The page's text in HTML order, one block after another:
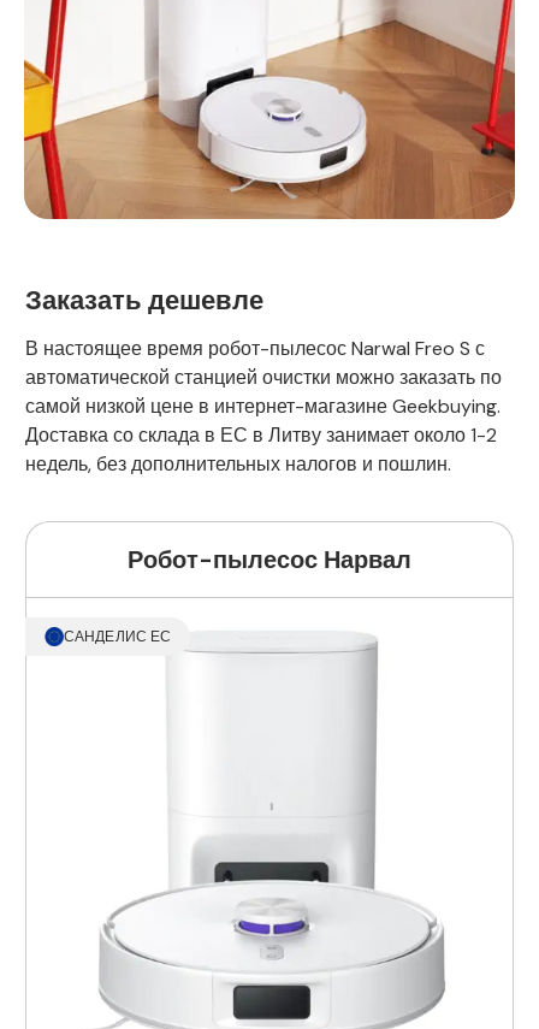
Заказать дешевле
В настоящее время робот-пылесос Narwal Freo S с
автоматической станцией очистки можно заказать по
самой низкой цене в интернет-магазине Geekbuying.
Доставка со склада в ЕС в Литву занимает около 1-2
недель, без дополнительных налогов и пошлин.
Робот-пылесос Нарвал
САНДЕЛИС ЕС